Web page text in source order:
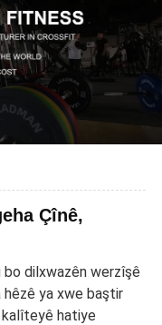
Çînê,
bo dilxwazên werzîşê
hêzê ya xwe baştir
hatiye